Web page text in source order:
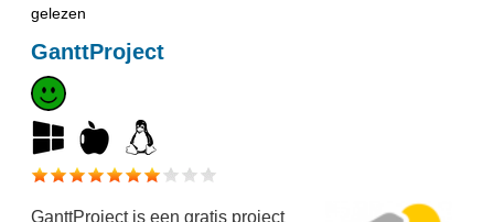
gelezen
GanttProject
GanttProject is een gratis project